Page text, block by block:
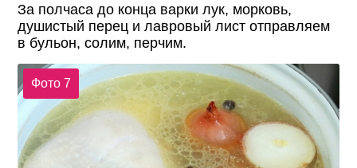
За полчаса до конца варки лук, морковь,
душистый перец и лавровый лист отправляем
в бульон, солим, перчим.
Фото 7